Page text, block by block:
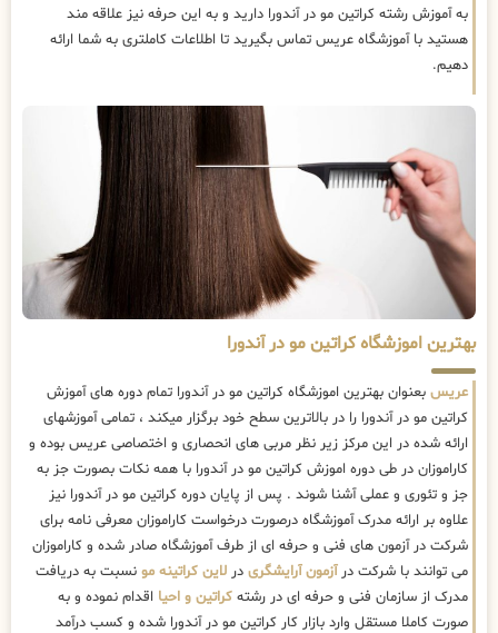
به آموزش رشته کراتین مو در آندورا دارید و به این حرفه نیز علاقه مند
هستید با آموزشگاه عریس تماس بگیرید تا اطلاعات کاملتری به شما ارائه
دهیم.
بهترین اموزشگاه کراتین مو در آندورا
عریس بعنوان بهترین اموزشگاه کراتین مو در آندورا تمام دوره های آموزش
کراتین مو در آندورا را در بالاترین سطح خود برگزار میکند ، تمامی آموزشهای
ارائه شده در این مرکز زیر نظر مربی های انحصاری و اختصاصی عریس بوده و
کاراموزان در طی دوره اموزش کراتین مو در آندورا با همه نکات بصورت جز به
جز و تئوری و عملی آشنا شوند . پس از پایان دوره کراتین مو در آندورا نیز
علاوه بر ارائه مدرک آموزشگاه درصورت درخواست کاراموزان معرفی نامه برای
شرکت در آزمون های فنی و حرفه ای از طرف آموزشگاه صادر شده و کاراموزان
می توانند با شرکت درآزمون آرایشگری در لاین کراتینه مو نسبت به دریافت
مدرک از سازمان فنی و حرفه ای در رشته کراتین و احیا اقدام نموده و به
صورت کاملا مستقل وارد بازار کار کراتین مو در آندورا شده و کسب درآمد